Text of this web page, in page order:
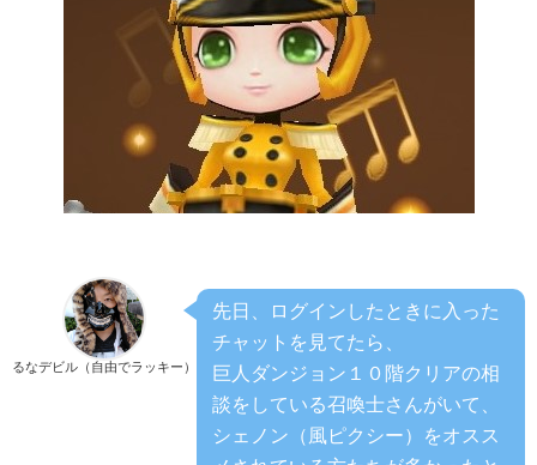
るなデビル（自由でラッキー）
先日、ログインしたときに入った
チャットを見てたら、
巨人ダンジョン１０階クリアの相
談をしている召喚士さんがいて、
シェノン（風ピクシー）をオスス